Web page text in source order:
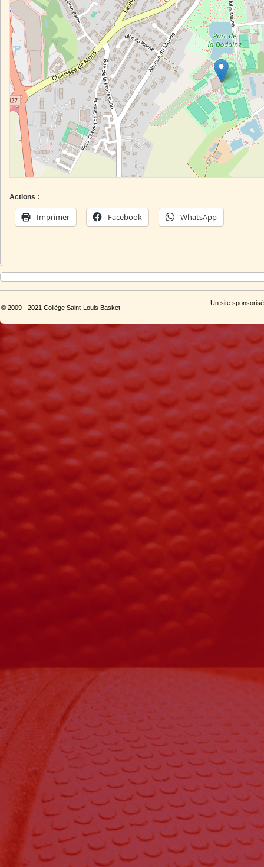
Actions :
Imprimer Facebook WhatsApp
© 2009 - 2021 Collège Saint-Louis Basket
Un site